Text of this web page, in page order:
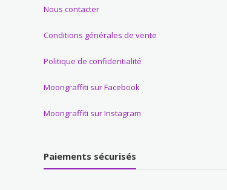
Nous contacter
Conditions générales de vente
Politique de confidentialité
Moongraffiti sur Facebook
Moongraffiti sur Instagram
Paiements sécurisés